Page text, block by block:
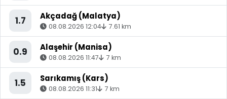
1.7 Akçadağ (Malatya)
08.08.2026 12:04 7.61 km
0.9 Alaşehir (Manisa)
08.08.2026 11:47 7 km
1.5 Sarıkamış (Kars)
08.08.2026 11:31 7 km